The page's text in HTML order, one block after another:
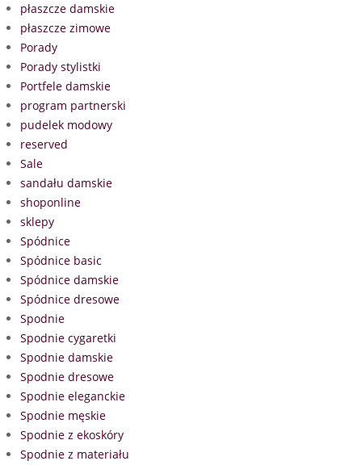
płaszcze damskie
płaszcze zimowe
Porady
Porady stylistki
Portfele damskie
program partnerski
pudelek modowy
reserved
Sale
sandału damskie
shoponline
sklepy
Spódnice
Spódnice basic
Spódnice damskie
Spódnice dresowe
Spodnie
Spodnie cygaretki
Spodnie damskie
Spodnie dresowe
Spodnie eleganckie
Spodnie męskie
Spodnie z ekoskóry
Spodnie z materiału